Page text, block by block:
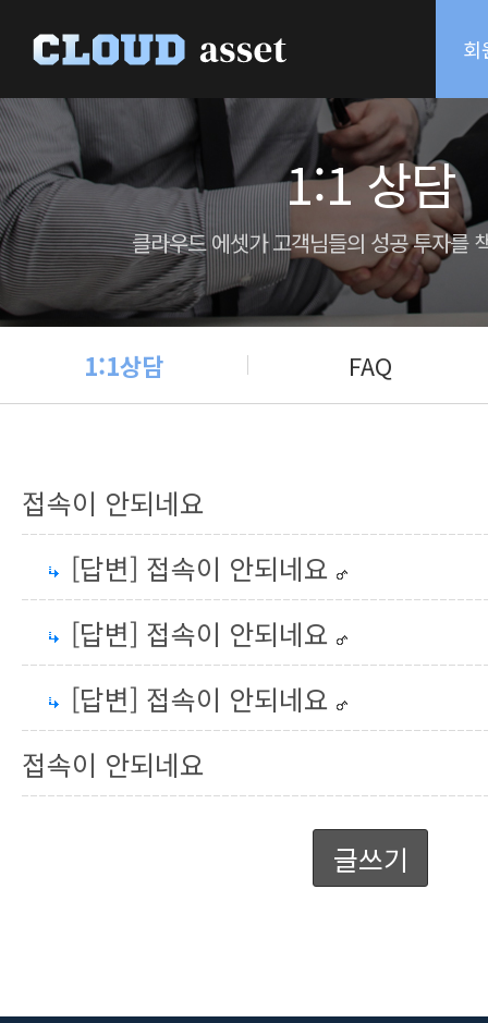
회
1:1 상담
클라우드 에셋가 고객님들의 성공 투자를
1:1상담 FAQ
접속이 안되네요
[답변] 접속이 안되네요
[답변] 접속이 안되네요
[답변] 접속이 안되네요
접속이 안되네요
글쓰기